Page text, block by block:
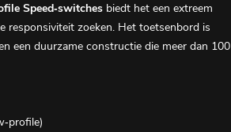
Speed‑switches biedt het een extreem
responsiviteit zoeken. Het toetsenbord is
een duurzame constructie die meer dan 100